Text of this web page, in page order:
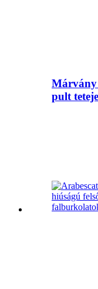
Márvány
pult teteje